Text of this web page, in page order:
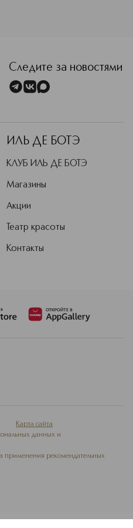
Следите за новостями
ИЛЬ ДЕ БОТЭ
КЛУБ ИЛЬ ДЕ БОТЭ
Магазины
Акции
Театр красоты
Контакты
Карта сайта
данных и
применения рекомендательных